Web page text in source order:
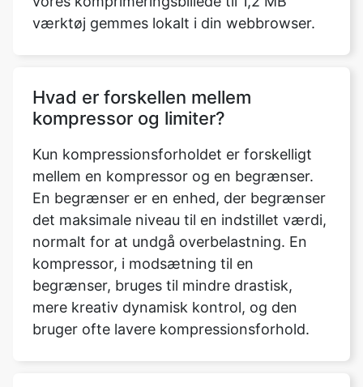
Hvad er forskellen mellem
Kun kompressionsforholdet er forskelligt
mellem en kompressor og en begrænser.
En begrænser er en enhed, der begrænser
det maksimale niveau til en indstillet værdi,
normalt for at undgå overbelastning. En
kompressor, i modsætning til en
begrænser, bruges til mindre drastisk,
mere kreativ dynamisk kontrol, og den
bruger ofte lavere kompressionsforhold.
Er komprimere billede til 1.8mb